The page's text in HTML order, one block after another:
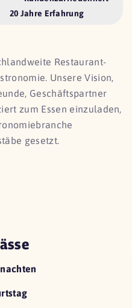
20 Jahre Erfahrung
Restaurant-
Unsere Vision,
Geschäftspartner
zum Essen einzuladen,
gesetzt.